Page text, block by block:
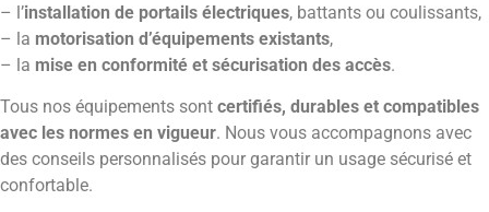
– l’installation de portails électriques, battants ou coulissants,
– la motorisation d’équipements existants,
– la mise en conformité et sécurisation des accès.
Tous nos équipements sont certifiés, durables et compatibles
avec les normes en vigueur. Nous vous accompagnons avec
des conseils personnalisés pour garantir un usage sécurisé et
confortable.